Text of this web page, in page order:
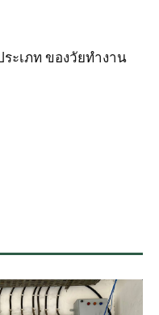
ะเภท ของวัยทำงาน